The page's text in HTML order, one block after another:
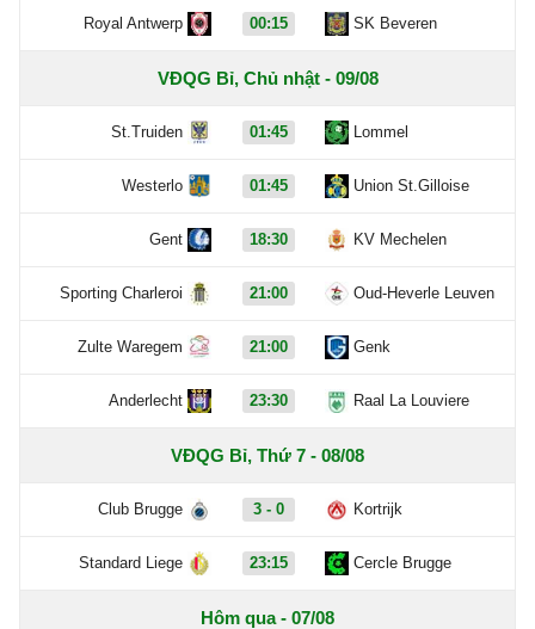
Royal Antwerp 00:15 SK Beveren
VĐQG Bỉ, Chủ nhật - 09/08
St.Truiden 01:45 Lommel
Westerlo 01:45 Union St.Gilloise
Gent 18:30 KV Mechelen
Sporting Charleroi 21:00 Oud-Heverle Leuven
Zulte Waregem 21:00 Genk
Anderlecht 23:30 Raal La Louviere
VĐQG Bỉ, Thứ 7 - 08/08
Club Brugge 3 - 0 Kortrijk
Standard Liege 23:15 Cercle Brugge
Hôm qua - 07/08